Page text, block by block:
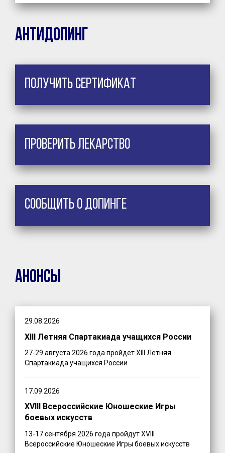
Антидопинг
Получить сертификат
Проверить лекарство
Сообщить о допинге
Анонсы
29.08.2026
XIII Летняя Спартакиада учащихся России
27-29 августа 2026 года пройдет XIII Летняя
Спартакиада учащихся России
17.09.2026
XVIII Всероссийские Юношеские Игры
боевых искусств
13-17 сентября 2026 года пройдут XVIII
Всероссийские Юношеские Игры боевых искусств